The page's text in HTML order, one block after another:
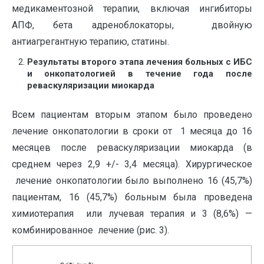
медикаментозной терапии, включая ингибиторы
АПФ, бета адреноблокаторы, двойную
антиагрегантную терапию, статины.
Результаты второго этапа лечения больных с ИБС
и онкопатологией в течение года после
реваскуляризации миокарда
Всем пациентам вторым этапом было проведено
лечение онкопатологии в сроки от 1 месяца до 16
месяцев после реваскуляризации миокарда (в
среднем через 2,9 +/- 3,4 месяца). Хирургическое
лечение онкопатологии было выполнено 16 (45,7%)
пациентам, 16 (45,7%) больным была проведена
химиотерапия или лучевая терапия и 3 (8,6%) —
комбинированное лечение (рис. 3).